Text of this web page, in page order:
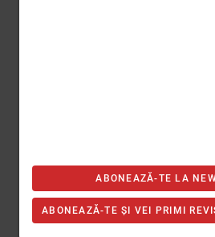
ABONEAZĂ-TE LA
ABONEAZĂ-TE ȘI VEI PRIMI